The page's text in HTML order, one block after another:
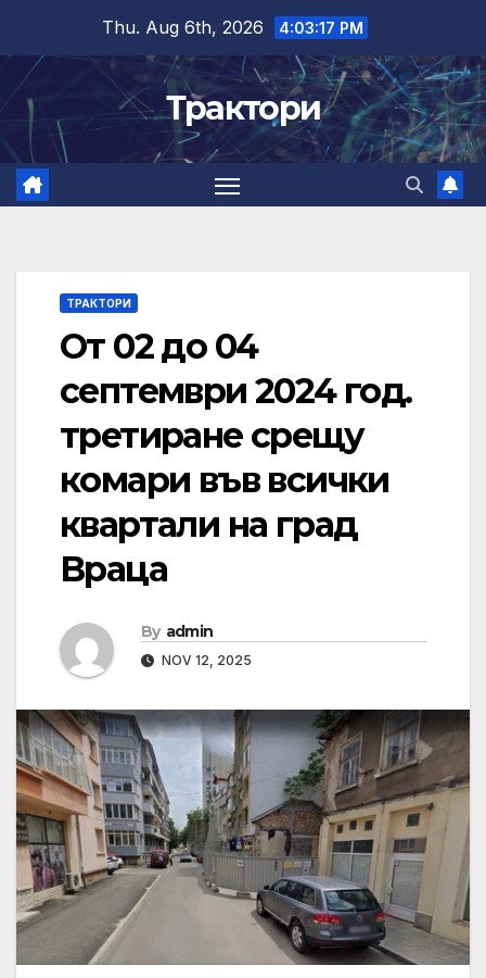
content
Thu. Aug 6th, 2026 4:03:18 PM
Трактори
ТРАКТОРИ
От 02 до 04
септември 2024 год.
третиране срещу
комари във всички
квартали на град
Враца
By admin
NOV 12, 2025